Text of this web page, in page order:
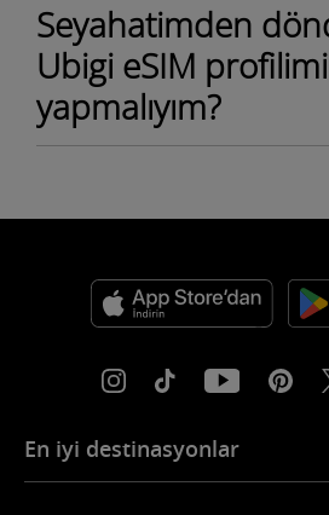
Seyahatimden
Ubigi eSIM
yapmalıyım?
En iyi destinasyonlar